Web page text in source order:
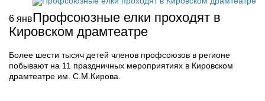
6 янвПрофсоюзные елки проходят в
Кировском драмтеатре
Более шести тысяч детей членов профсоюзов в регионе
побывают на 11 праздничных мероприятиях в Кировском
драмтеатре им. С.М.Кирова.